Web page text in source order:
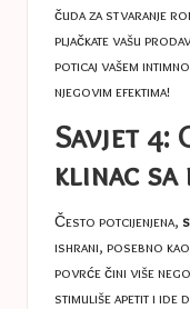
čuda za stvaranje
pljačkate vašu
poticaj vašem
njegovim efektima!
Savjet 4:
klinac sa
Često potcijenjena,
ishrani, posebno
povrće čini više
stimuliše apetit i ide